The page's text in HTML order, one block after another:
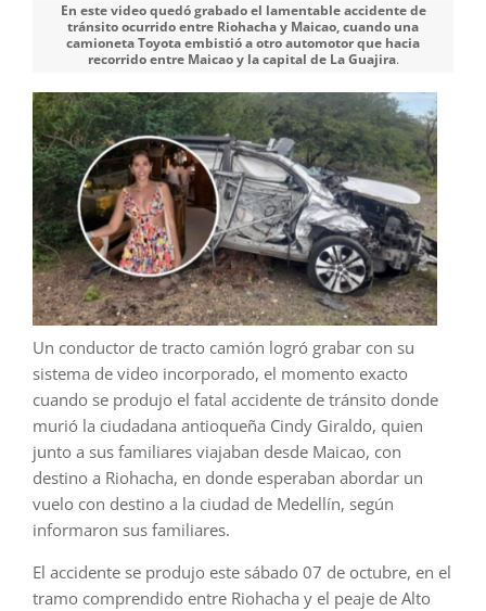
En este video quedó grabado el lamentable accidente de
tránsito ocurrido entre Riohacha y Maicao, cuando una
camioneta Toyota embistió a otro automotor que hacia
recorrido entre Maicao y la capital de La Guajira.
Un conductor de tracto camión logró grabar con su
sistema de video incorporado, el momento exacto
cuando se produjo el fatal accidente de tránsito donde
murió la ciudadana antioqueña Cindy Giraldo, quien
junto a sus familiares viajaban desde Maicao, con
destino a Riohacha, en donde esperaban abordar un
vuelo con destino a la ciudad de Medellín, según
informaron sus familiares.
El accidente se produjo este sábado 07 de octubre, en el
tramo comprendido entre Riohacha y el peaje de Alto